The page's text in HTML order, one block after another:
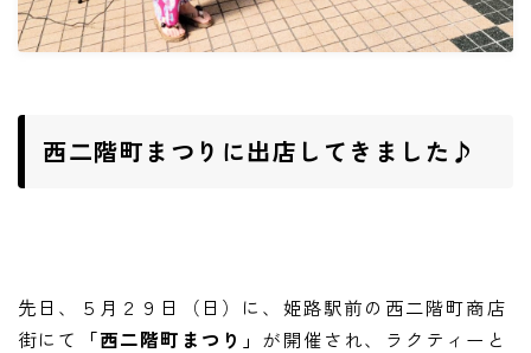
DOCROVERの理念
お仕事のご依頼・お問い合わせ
西二階町まつりに出店してきました♪
先日、５月２９日（日）に、姫路駅前の西二階町商店
街にて
「西二階町まつり」 が開催され、ラクティーと